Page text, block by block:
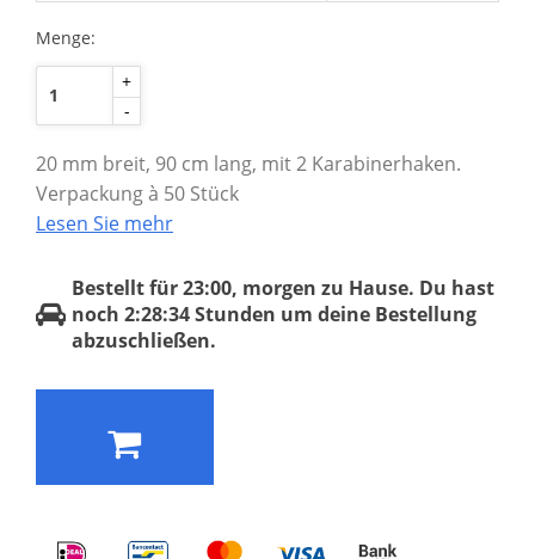
Menge:
+
-
20 mm breit, 90 cm lang, mit 2 Karabinerhaken.
Verpackung à 50 Stück
Lesen Sie mehr
Bestellt für 23:00, morgen zu Hause. Du hast
noch 2:28:34Stunden um deine Bestellung
abzuschließen.